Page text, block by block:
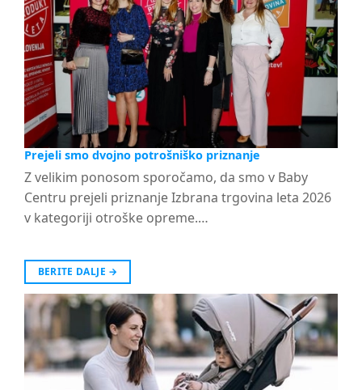
Prejeli smo dvojno potrošniško priznanje
Z velikim ponosom sporočamo, da smo v Baby
Centru prejeli priznanje Izbrana trgovina leta 2026
v kategoriji otroške opreme.…
BERITE DALJE →